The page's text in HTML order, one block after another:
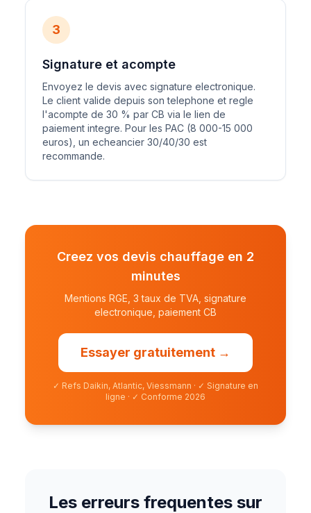
3
Signature et acompte
Envoyez le devis avec signature electronique.
Le client valide depuis son telephone et regle
l'acompte de 30 % par CB via le lien de
paiement integre. Pour les PAC (8 000-15 000
euros), un echeancier 30/40/30 est
recommande.
Creez vos devis chauffage en 2
minutes
Mentions RGE, 3 taux de TVA, signature
electronique, paiement CB
Essayer gratuitement →
✓ Refs Daikin, Atlantic, Viessmann · ✓ Signature en
ligne · ✓ Conforme 2026
Les erreurs frequentes sur